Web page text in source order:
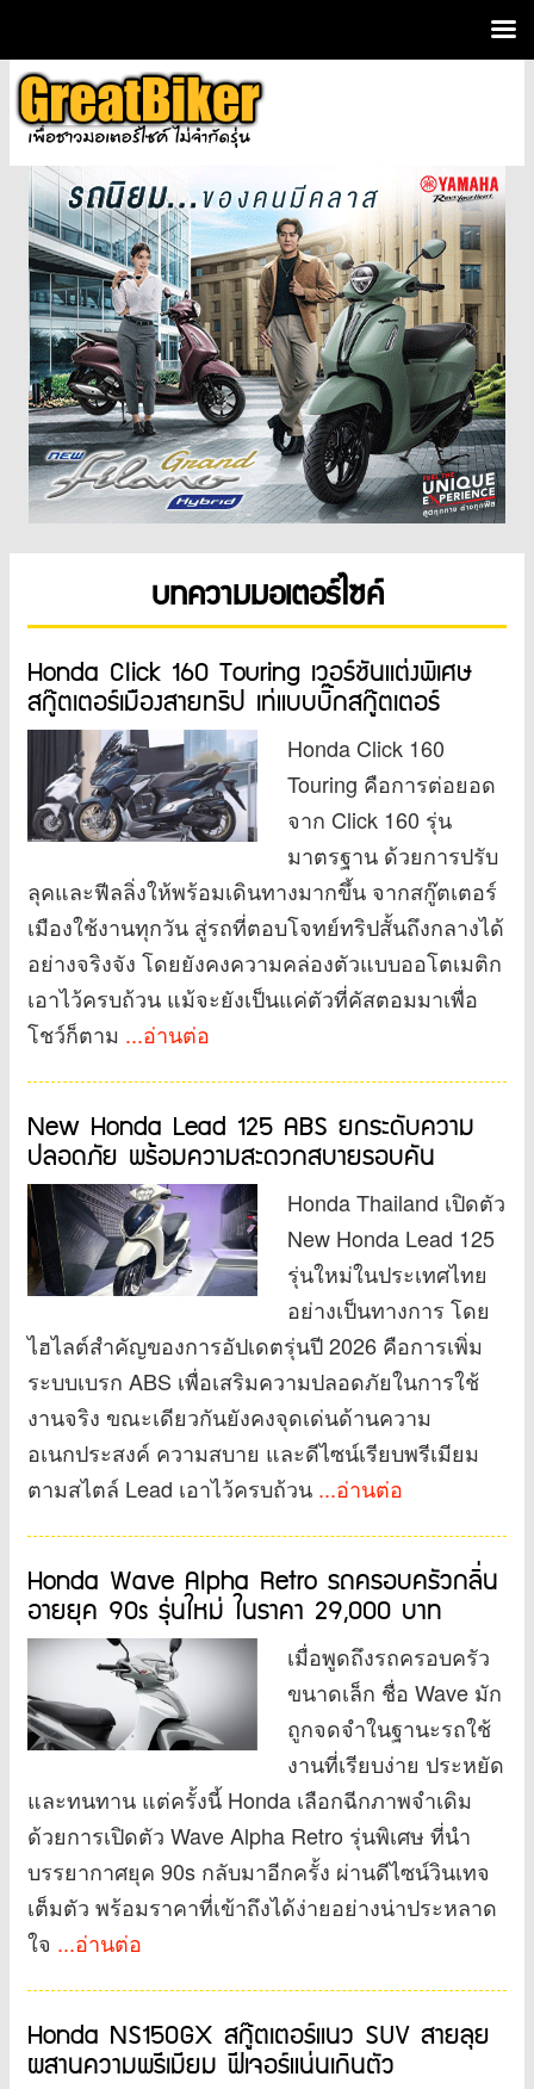
บทความมอเตอร์ไซค์
Honda Click 160 Touring เวอร์ชันแต่งพิเศษ
สกู๊ตเตอร์เมืองสายทริป เท่แบบบิ๊กสกู๊ตเตอร์
Honda Click 160
Touring คือการต่อยอด
จาก Click 160 รุ่น
มาตรฐาน ด้วยการปรับ
ลุคและฟีลลิ่งให้พร้อมเดินทางมากขึ้น จากสกู๊ตเตอร์
เมืองใช้งานทุกวัน สู่รถที่ตอบโจทย์ทริปสั้นถึงกลางได้
อย่างจริงจัง โดยยังคงความคล่องตัวแบบออโตเมติก
เอาไว้ครบถ้วน แม้จะยังเป็นแค่ตัวที่คัสตอมมาเพื่อ
โชว์ก็ตาม ...อ่านต่อ
New Honda Lead 125 ABS ยกระดับความ
ปลอดภัย พร้อมความสะดวกสบายรอบคัน
Honda Thailand เปิดตัว
New Honda Lead 125
รุ่นใหม่ในประเทศไทย
อย่างเป็นทางการ โดย
ไฮไลต์สำคัญของการอัปเดตรุ่นปี 2026 คือการเพิ่ม
ระบบเบรก ABS เพื่อเสริมความปลอดภัยในการใช้
งานจริง ขณะเดียวกันยังคงจุดเด่นด้านความ
อเนกประสงค์ ความสบาย และดีไซน์เรียบพรีเมียม
ตามสไตล์ Lead เอาไว้ครบถ้วน ...อ่านต่อ
Honda Wave Alpha Retro รถครอบครัวกลิ่น
อายยุค 90s รุ่นใหม่ ในราคา 29,000 บาท
เมื่อพูดถึงรถครอบครัว
ขนาดเล็ก ชื่อ Wave มัก
ถูกจดจำในฐานะรถใช้
งานที่เรียบง่าย ประหยัด
และทนทาน แต่ครั้งนี้ Honda เลือกฉีกภาพจำเดิม
ด้วยการเปิดตัว Wave Alpha Retro รุ่นพิเศษ ที่นำ
บรรยากาศยุค 90s กลับมาอีกครั้ง ผ่านดีไซน์วินเทจ
เต็มตัว พร้อมราคาที่เข้าถึงได้ง่ายอย่างน่าประหลาด
ใจ ...อ่านต่อ
Honda NS150GX สกู๊ตเตอร์แนว SUV สายลุย
ผสานความพรีเมียม ฟีเจอร์แน่นเกินตัว